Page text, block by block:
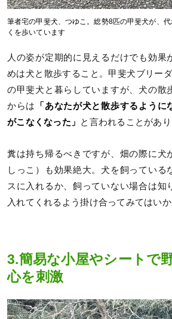
筆者宅の甲斐犬、つゆこ。総勢8匹の甲斐犬が、
くを歩いています
人の姿が定期的に見えるだけでも効果
めは犬と散歩すること。甲斐犬ブリー
の甲斐犬と暮らしていますが、犬の散
からは
「あなたが犬と散歩するよう
がこなくなった」
と言われることがあり
糞は持ち帰るべきですが、畑の際に犬
しっこ）も効果絶大。犬を飼っている
スに入れるか、飼っていない場合は知
入れてくれるよう掛け合ってみてはいか
3.簡易な小屋やシートで
心を刺激